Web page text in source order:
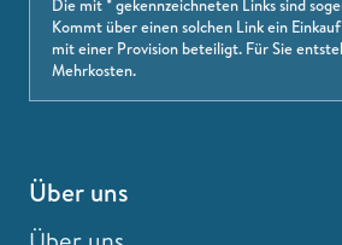
Die mit * gekennzeichneten Links sind
Kommt über einen solchen Link ein
mit einer Provision beteiligt. Für Sie
Mehrkosten.
Über uns